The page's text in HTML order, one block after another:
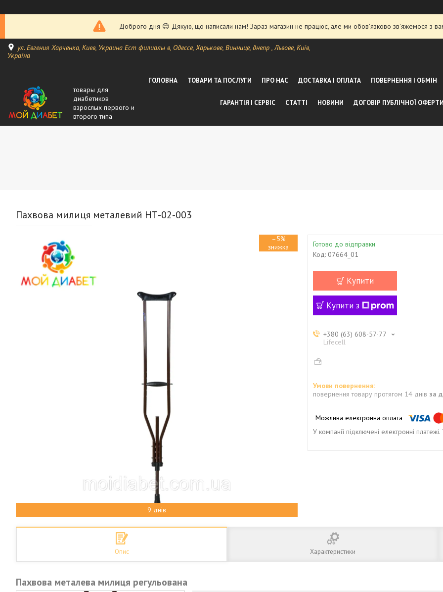
Доброго дня 😊 Дякую, що написали нам! Зараз магазин не працює, але ми обов'язково зв'яжемося з
ул. Евгения Харченка, Киев, Украина Ест филиалы в, Одессе, Харькове, Виннице, днепр , Львове, Київ,
Україна
товары для
диабетиков
взрослых первого и
второго типа
ГОЛОВНА ТОВАРИ ТА ПОСЛУГИ ПРО НАС ДОСТАВКА І ОПЛАТА ПОВЕРНЕННЯ І ОБМІН
ГАРАНТІЯ І СЕРВІС СТАТТІ НОВИНИ ДОГОВІР ПУБЛІЧНОЇ ОФЕРТИ
Пахвова милиця металевий НТ-02-003
–5%
9 днів
Готово до відправки
Код: 07664_01
Купити
Купити з
+380 (63) 608-57-77
Lifecell
повернення товару протягом 14 днів за
У компанії підключені електронні
Опис Характеристики
Пахвова металева милиця регульована